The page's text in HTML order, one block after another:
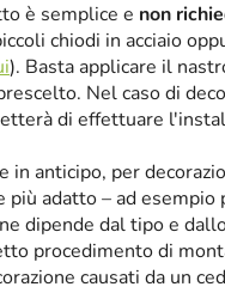
è semplice e non
chiodi in acciaio
). Basta applicare il
Nel caso di
di effettuare
in anticipo, per
adatto – ad
dipende dal tipo e
procedimento di
causati da un